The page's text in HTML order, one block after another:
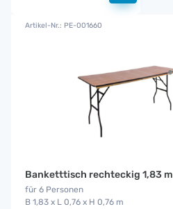
Artikel-Nr.: PE-001660
Banketttisch rechteckig 1,83 m
für 6 Personen
B 1,83 x L 0,76 x H 0,76 m